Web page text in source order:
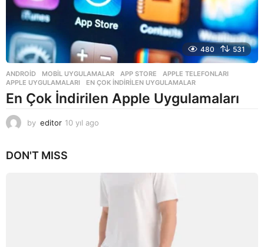
480 531
ANDROID ,MOBIL UYGULAMALAR APP STORE ,APPLE TELEFONLARI
APPLE UYGULAMALARI
,EN ÇOK INDIRILEN UYGULAMALAR
En Çok İndirilen Apple Uygulamaları
by editor 10 yıl ago
DON'T MISS